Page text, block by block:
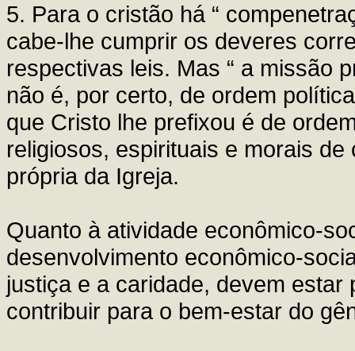
5. Para o cristão há “
cabe-lhe cumprir os deveres
respectivas leis. Mas “ a missão
não é, por certo, de ordem
que Cristo lhe prefixou é de
religiosos, espirituais e morais
própria da Igreja.
Quanto à atividade econômico-
desenvolvimento econômico-
justiça e a caridade, devem
contribuir para o bem-estar do